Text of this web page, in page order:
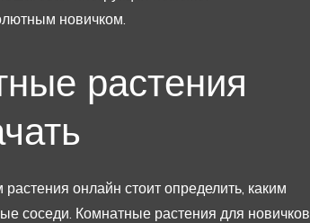
новичком.
растения
онлайн стоит определить, каким
соседи. Комнатные растения для новичков